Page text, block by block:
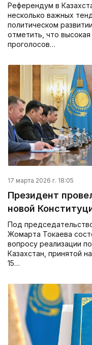
Референдум в
несколько важных
политическом
отметить, что
проголосов…
17 марта 2026 г. 18:05
Президент
новой
Под
Жомарта Токаева
вопросу реализации
Казахстан, принятой
15…